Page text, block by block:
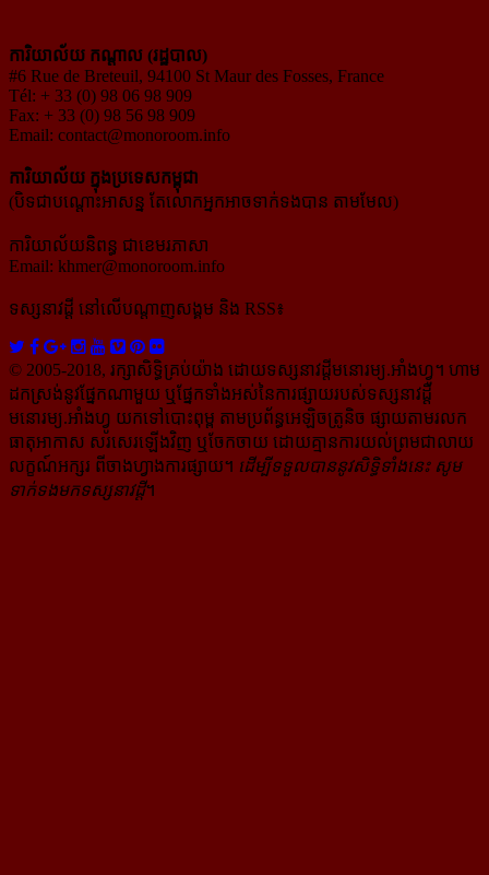
ការិយាល័យ កណ្ដាល (រដ្ឋបាល)
#6 Rue de Breteuil, 94100 St Maur des Fosses, France
Tél: + 33 (0) 98 06 98 909
Fax: + 33 (0) 98 56 98 909
Email: contact@monoroom.info
ការិយាល័យ ក្នុង​ប្រទេស​កម្ពុជា
(បិទជាបណ្ដោះអាសន្ន តែលោកអ្នកអាចទាក់ទងបាន តាមមែល)
ការិយាល័យនិពន្ធ ជាខេមរភាសា
Email: khmer@monoroom.info
ទស្សនាវដ្ដី​ នៅលើបណ្ដាញសង្គម និង RSS៖
© 2005-2018, រក្សាសិទ្ធិគ្រប់យ៉ាង ដោយទស្សនាវដ្ដី​មនោរម្យ.អាំងហ្វូ។ ហាម​
ដក​ស្រង់​នូវ​ផ្នែក​ណា​មួយ​ ឬ​ផ្នែក​ទាំង​អស់​នៃ​ការ​ផ្សាយ​របស់​ទស្សនាវដ្ដី​​
មនោរម្យ.អាំងហ្វូ យក​ទៅ​​បោះពុម្ព តាម​ប្រព័ន្ធ​អេឡិច​ត្រូនិច ផ្សាយ​តាម​រលក​
ធាតុអាកាស សរសេរ​ឡើង​វិញ ឬ​ចែក​ចាយ​ ដោយ​គ្មាន​ការ​យល់ព្រមជា​លាយ​
លក្ខណ៍​អក្សរ​ ពី​ចាងហ្វាង​ការ​ផ្សាយ​។ ដើម្បី​ទទួល​បាននូវសិទ្ធិ​ទាំងនេះ សូម​
ទាក់​ទង​មក​ទស្សនាវដ្ដី។